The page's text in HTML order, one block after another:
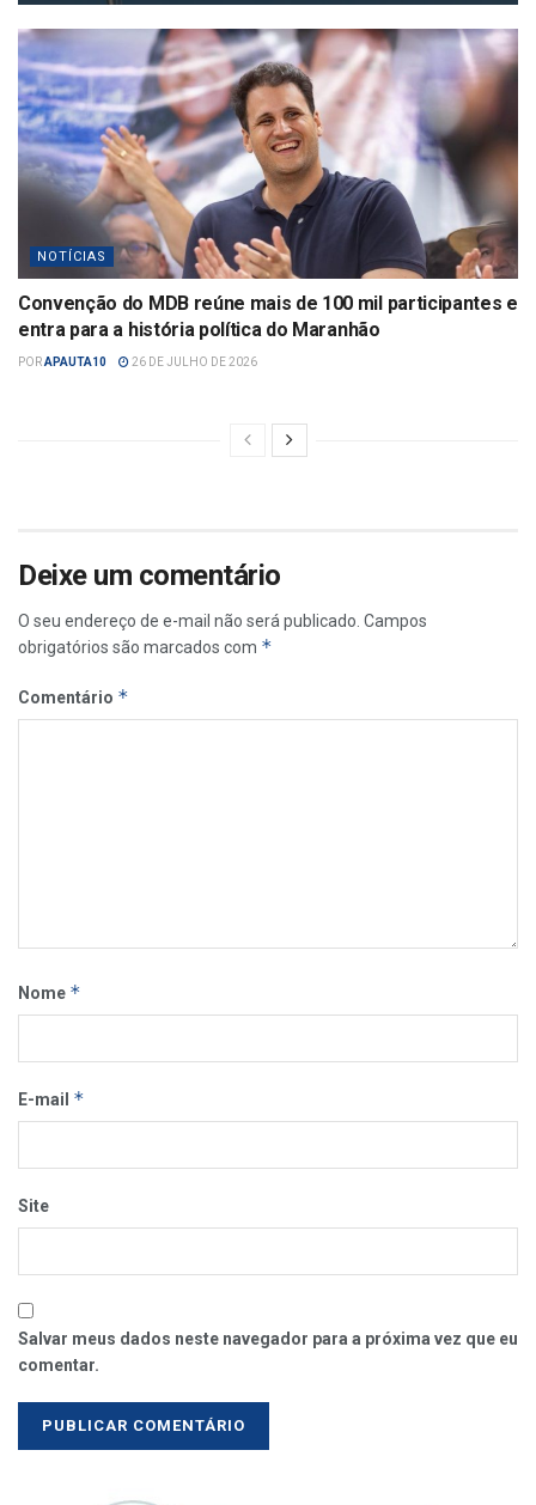
NOTÍCIAS
Convenção do MDB reúne mais de 100 mil participantes e
entra para a história política do Maranhão
PORAPAUTA10 26 DE JULHO DE 2026
Deixe um comentário
O seu endereço de e-mail não será publicado. Campos
obrigatórios são marcados com *
Comentário *
Nome *
E-mail *
Site
Salvar meus dados neste navegador para a próxima vez que eu
comentar.